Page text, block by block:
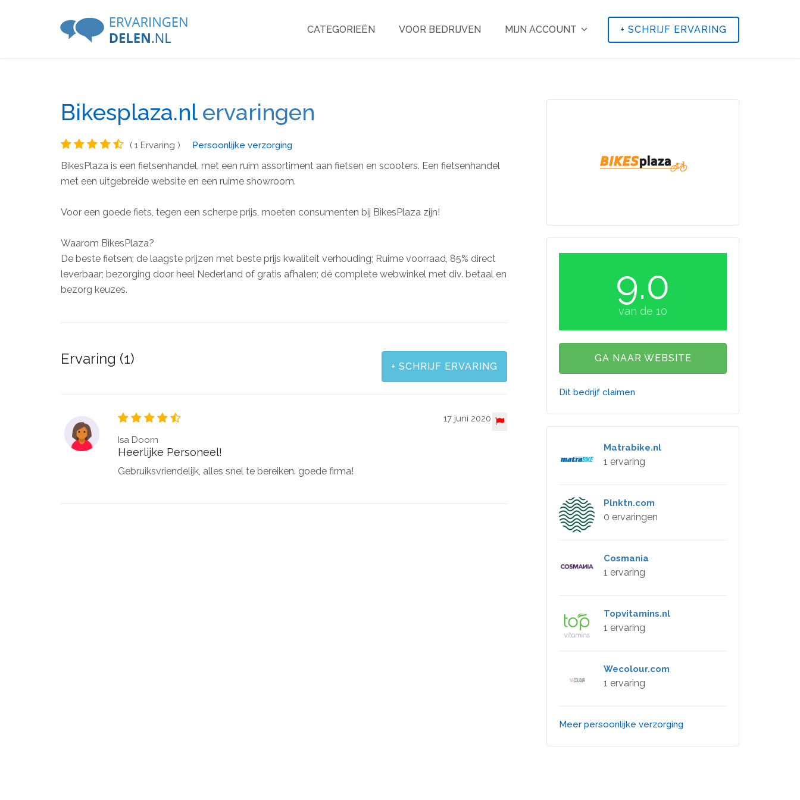
CATEGORIEËN VOOR BEDRIJVEN MIJN ACCOUNT + SCHRIJF ERVARING
Bikesplaza.nlervaringen
( 1 Ervaring ) Persoonlijke verzorging
BikesPlaza is een fietsenhandel, met een ruim assortiment aan fietsen en scooters. Een fietsenhandel
met een uitgebreide website en een ruime showroom.
Voor een goede fiets, tegen een scherpe prijs, moeten consumenten bij BikesPlaza zijn!
Waarom BikesPlaza?
De beste fietsen; de laagste prijzen met beste prijs kwaliteit verhouding; Ruime voorraad, 85% direct
leverbaar; bezorging door heel Nederland of gratis afhalen; dé complete webwinkel met div. betaal en
bezorg keuzes.
+ SCHRIJF ERVARING
Ervaring (1)
17 juni 2020
Isa Doorn
Heerlijke Personeel!
Gebruiksvriendelijk, alles snel te bereiken. goede firma!
9.0
van de 10
GA NAAR WEBSITE
Dit bedrijf claimen
Matrabike.nl
1 ervaring
Plnktn.com
0 ervaringen
Cosmania
1 ervaring
Topvitamins.nl
1 ervaring
Wecolour.com
1 ervaring
Meer persoonlijke verzorging